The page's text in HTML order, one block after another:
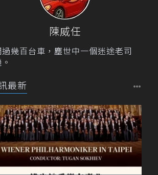
陳威任
過幾百台車，塵世中一個迷途老司
最新